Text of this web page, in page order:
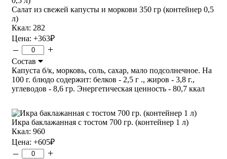
Салат из свежей капусты и моркови 350 гр (контейнер 0,5
л)
Ккал: 282
Цена: +363₽
– +
Состав
Капуста б/к, морковь, соль, сахар, мало подсолнечное. На
100 г. блюдо содержит: белков - 2,5 г ., жиров - 3,8 г.,
углеводов - 8,6 гр. Энергетическая ценность - 80,7 ккал
Икра баклажанная с тостом 700 гр. (контейнер 1 л)
Ккал: 960
Цена: +605₽
– +